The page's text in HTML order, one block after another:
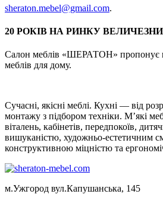
sheraton.mebel@gmail.com.
20 РОКІВ НА РИНКУ
Салон меблів «ШЕРАТОН» пропонує
меблів для дому.
Сучасні, якісні меблі. Кухні — від
монтажу з підбором техніки. М’які
віталень, кабінетів, передпокоїв,
вишуканістю, художньо-естетичним
конструктивною міцністю та
м.Ужгород вул.Капушанська, 145